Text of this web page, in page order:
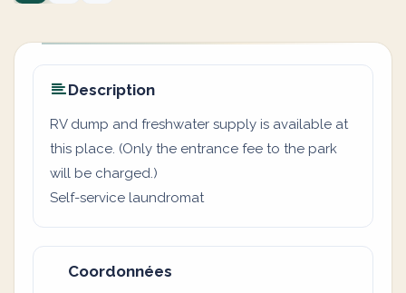
Description
RV dump and freshwater supply is available at
this place. (Only the entrance fee to the park
will be charged.)
Self-service laundromat
Coordonnées